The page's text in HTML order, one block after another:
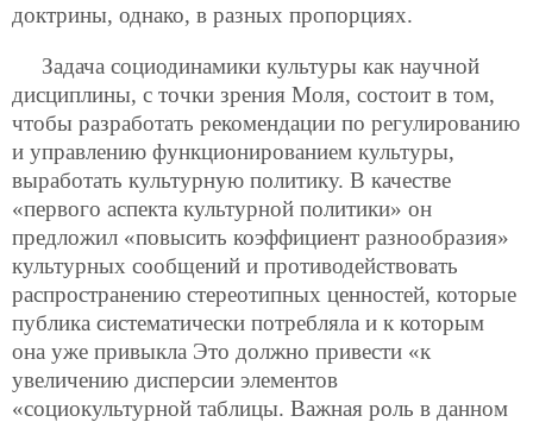
доктрины, однако, в разных пропорциях.
Задача социодинамики культуры как научной
дисциплины, с точки зрения Моля, состоит в том,
чтобы разработать рекомендации по регулированию
и управлению функционированием культуры,
выработать культурную политику. В качестве
«первого аспекта культурной политики» он
предложил «повысить коэффициент разнообразия»
культурных сообщений и противодействовать
распространению стереотипных ценностей, которые
публика систематически потребляла и к которым
она уже привыкла Это должно привести «к
увеличению дисперсии элементов
«социокультурной таблицы. Важная роль в данном